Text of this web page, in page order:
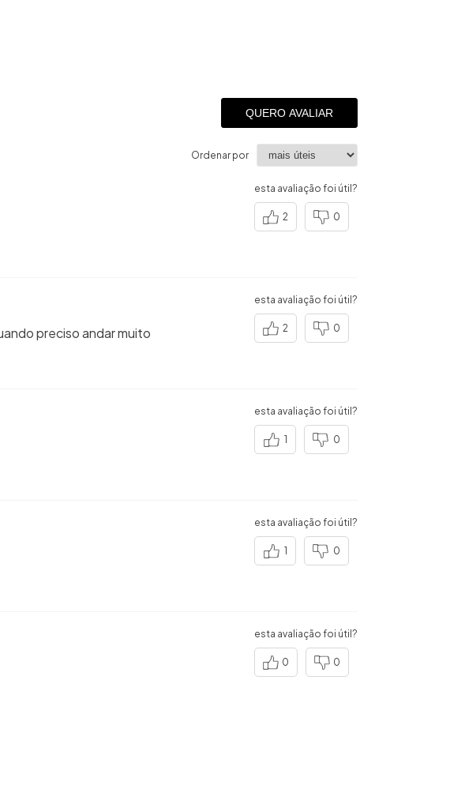
QUERO AVALIAR
Ordenar por
esta avaliação foi útil?
2 0
preciso andar muito
esta avaliação foi útil?
2 0
esta avaliação foi útil?
1 0
esta avaliação foi útil?
1 0
esta avaliação foi útil?
0 0